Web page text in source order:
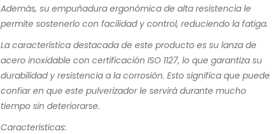
Además, su empuñadura ergonómica de alta resistencia le
permite sostenerlo con facilidad y control, reduciendo la fatiga.
La característica destacada de este producto es su lanza de
acero inoxidable con certificación ISO 1127, lo que garantiza su
durabilidad y resistencia a la corrosión. Esto significa que puede
confiar en que este pulverizador le servirá durante mucho
tiempo sin deteriorarse.
Características: